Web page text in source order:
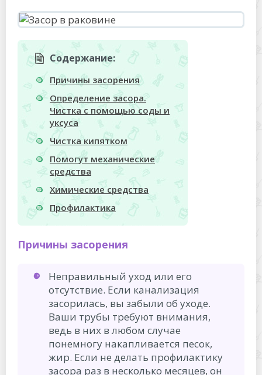
Содержание:
Причины засорения
Определение засора.
Чистка с помощью соды и
уксуса
Чистка кипятком
Помогут механические
средства
Химические средства
Профилактика
Причины засорения
Неправильный уход или его
отсутствие. Если канализация
засорилась, вы забыли об уходе.
Ваши трубы требуют внимания,
ведь в них в любом случае
понемногу накапливается песок,
жир. Если не делать профилактику
засора раз в несколько месяцев, он